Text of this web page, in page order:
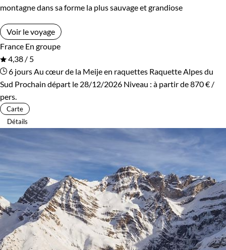
montagne dans sa forme la plus sauvage et grandiose
Voir le voyage
France En groupe
4,38 / 5
6 joursAu cœur de la Meije en raquettes Raquette Alpes du
Sud Prochain départ le 28/12/2026 Niveau : à partir de870 € /
pers.
Carte
Détails